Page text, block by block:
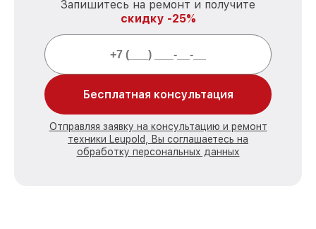
Запишитесь на ремонт и получите
скидку -25%
Бесплатная консультация
Отправляя заявку на консультацию и ремонт
техники Leupold, Вы соглашаетесь на
обработку персональных данных